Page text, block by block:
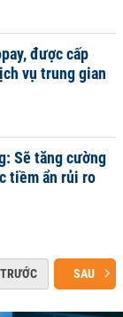
được cấp
vụ trung gian
Sẽ tăng cường
tiềm ẩn rủi ro
TRƯỚC SAU